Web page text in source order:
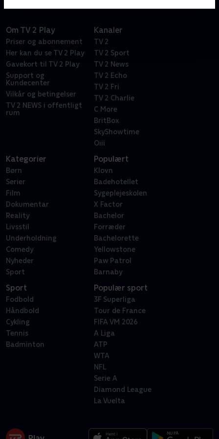
Om TV 2 Play
Priser og abonnement
Her kan du se TV 2 Play
Gavekort til TV 2 Play
Support og
Kundecenter
Vilkår og betingelser
TV 2 NEWS i offentligt
rum
Kanaler
TV 2
TV 2 Sport
TV 2 News
TV 2 Echo
TV 2 Fri
TV 2 Charlie
C More
BritBox
SkyShowtime
Oiii
Kategorier
Børn
Serier
Film
Dokumentar
Reality
Livsstil
Underholdning
Comedy
Nyheder
Sport
Populært
Klovn
Badehotellet
Sygeplejeskolen
X Factor
Bachelor
Forræder
Bachelorette
Yellowstone
Paw Patrol
Barnaby
Sport
Fodbold
Håndbold
Cykling
Tennis
Badminton
Populær sport
3F Superliga
Tour de France
FIFA VM 2026
A Liga
ATP
WTA
NFL
Serie A
Diamond League
La Vuelta